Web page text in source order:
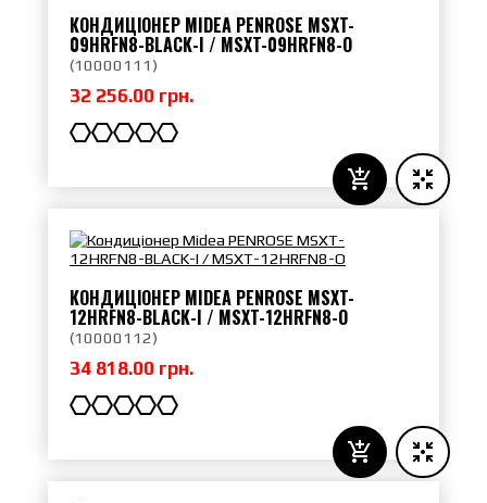
КОНДИЦІОНЕР MIDEA PENROSE MSXT-
09HRFN8-BLACK-I / MSXT-09HRFN8-O
(10000111 )
32 256.00 грн.
КОНДИЦІОНЕР MIDEA PENROSE MSXT-
12HRFN8-BLACK-I / MSXT-12HRFN8-O
(10000112)
34 818.00 грн.